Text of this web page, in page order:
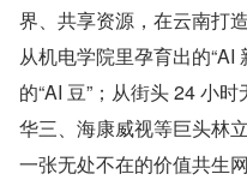
界、共享资源，在云南打
从机电学院里孕育出的“AI
的“AI 豆”；从街头 24 小
华三、海康威视等巨头林
一张无处不在的价值共生